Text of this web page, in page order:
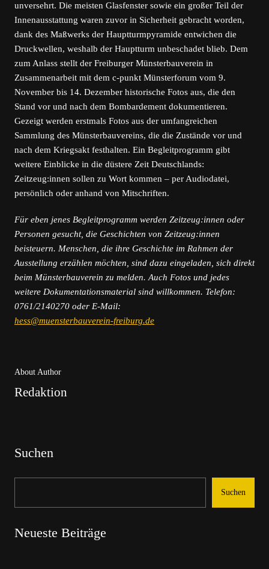
unversehrt. Die meisten Glasfenster sowie ein großer Teil der
Innenausstattung waren zuvor in Sicherheit gebracht worden,
dank des Maßwerks der Hauptturmpyramide entwichen die
Druckwellen, weshalb der Hauptturm unbeschadet blieb. Dem
zum Anlass stellt der Freiburger Münsterbauverein in
Zusammenarbeit mit dem c-punkt Münsterforum vom 9.
November bis 14. Dezember historische Fotos aus, die den
Stand vor und nach dem Bombardement dokumentieren.
Gezeigt werden erstmals Fotos aus der umfangreichen
Sammlung des Münsterbauvereins, die die Zustände vor und
nach dem Kriegsakt festhalten. Ein Begleitprogramm gibt
weitere Einblicke in die düstere Zeit Deutschlands:
Zeitzeug:innen sollen zu Wort kommen – per Audiodatei,
persönlich oder anhand von Mitschriften.
Für eben jenes Begleitprogramm werden Zeitzeug:innen oder
Personen gesucht, die Geschichten von Zeitzeug:innen
beisteuern. Menschen, die ihre Geschichte im Rahmen der
Ausstellung erzählen möchten, sind dazu eingeladen, sich direkt
beim Münsterbauverein zu melden. Auch Fotos und jedes
weitere Dokumentationsmaterial sind willkommen. Telefon:
0761/2140270 oder E-Mail:
hess@muensterbauverein-freiburg.de
About Author
Redaktion
Suchen
Suchen
Neueste Beiträge